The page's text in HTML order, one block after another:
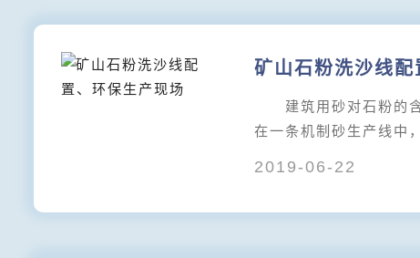
矿山石粉洗沙线
建筑用砂对石粉的含
在一条机制砂生产线
2019-06-22